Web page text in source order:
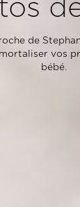
de
vos
bébé.